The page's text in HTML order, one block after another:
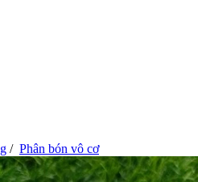
/ Phân bón vô cơ